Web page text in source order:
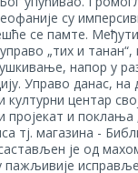
су
се памте.
„тих и
напор у
Управо данас,
културни центар
и поклања
тј. магазина -
је од
пажљивије